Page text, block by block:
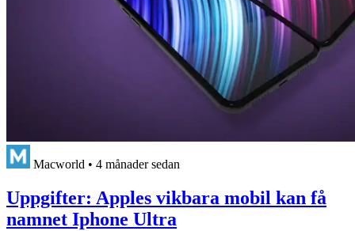
Macworld • 4 månader sedan
Uppgifter: Apples vikbara mobil kan få
namnet Iphone Ultra